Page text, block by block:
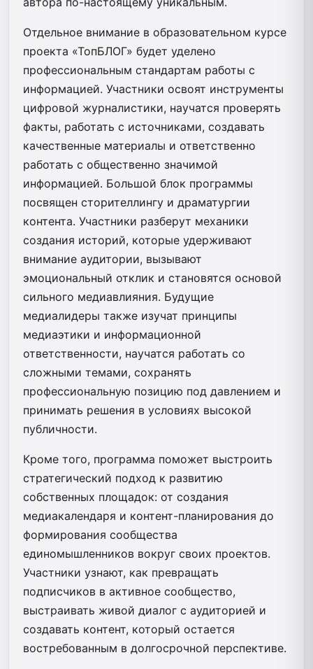
Отдельное внимание в образовательном курсе
проекта «ТопБЛОГ» будет уделено
профессиональным стандартам работы с
информацией. Участники освоят инструменты
цифровой журналистики, научатся проверять
факты, работать с источниками, создавать
качественные материалы и ответственно
работать с общественно значимой
информацией. Большой блок программы
посвящен сторителлингу и драматургии
контента. Участники разберут механики
создания историй, которые удерживают
внимание аудитории, вызывают
эмоциональный отклик и становятся основой
сильного медиавлияния. Будущие
медиалидеры также изучат принципы
медиаэтики и информационной
ответственности, научатся работать со
сложными темами, сохранять
профессиональную позицию под давлением и
принимать решения в условиях высокой
публичности.
Кроме того, программа поможет выстроить
стратегический подход к развитию
собственных площадок: от создания
медиакалендаря и контент-планирования до
формирования сообщества
единомышленников вокруг своих проектов.
Участники узнают, как превращать
подписчиков в активное сообщество,
выстраивать живой диалог с аудиторией и
создавать контент, который остается
востребованным в долгосрочной перспективе.